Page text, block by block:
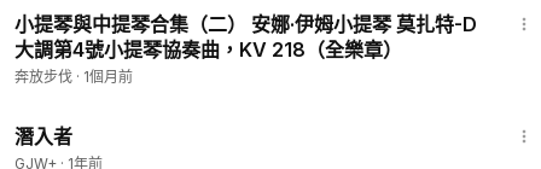
小提琴與中提琴合集（二） 安娜·伊姆小提琴 莫扎特-D
大調第4號小提琴協奏曲，KV 218（全樂章）
奔放步伐 · 1個月前
潛入者
GJW+ · 1年前